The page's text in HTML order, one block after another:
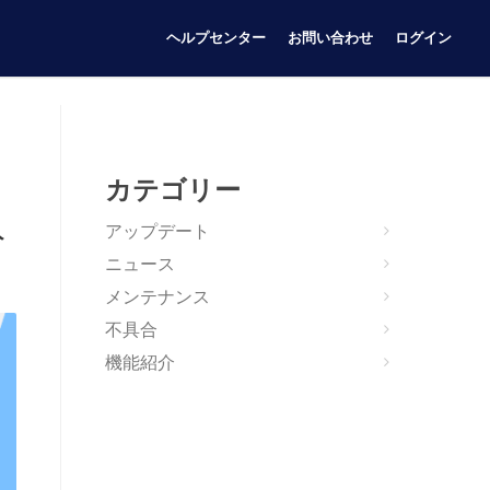
ヘルプセンター お問い合わせ ログイン
カテゴリー
アップデート
ニュース
メンテナンス
不具合
機能紹介